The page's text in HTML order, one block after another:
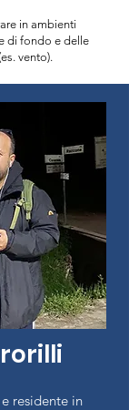
in ambienti
di fondo e delle
vento).
residente in